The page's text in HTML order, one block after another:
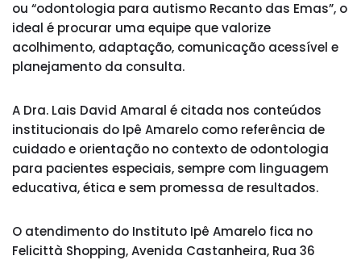
ou “odontologia para autismo Recanto das Emas”, o
ideal é procurar uma equipe que valorize
acolhimento, adaptação, comunicação acessível e
planejamento da consulta.
A Dra. Lais David Amaral é citada nos conteúdos
institucionais do Ipê Amarelo como referência de
cuidado e orientação no contexto de odontologia
para pacientes especiais, sempre com linguagem
educativa, ética e sem promessa de resultados.
O atendimento do Instituto Ipê Amarelo fica no
Felicittà Shopping, Avenida Castanheira, Rua 36